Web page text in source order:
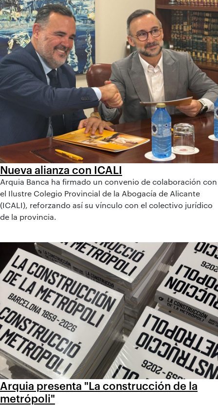
Nueva alianza con ICALI
Arquia Banca ha firmado un convenio de colaboración con
el Ilustre Colegio Provincial de la Abogacía de Alicante
(ICALI), reforzando así su vínculo con el colectivo jurídico
de la provincia.
Arquia presenta "La construcción de la
metrópoli"